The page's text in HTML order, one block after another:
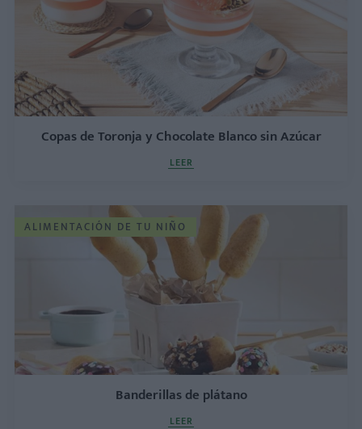
Copas de Toronja y Chocolate Blanco sin Azúcar
LEER
ALIMENTACIÓN DE TU NIÑO
Banderillas de plátano
LEER